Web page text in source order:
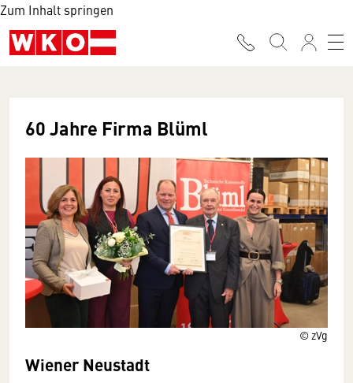
Zum Inhalt springen
© zVg
60 Jahre Firma Blüml
Wiener Neustadt